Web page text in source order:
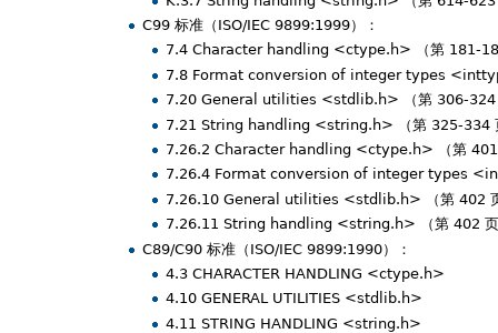
C99 标准（ISO/IEC 9899:1999）：
7.4 Character handling <ctype.h> （第 181-
7.8 Format conversion of integer types
7.20 General utilities <stdlib.h> （第 306-324
7.21 String handling <string.h> （第 325-334
7.26.2 Character handling <ctype.h> （第 401
7.26.4 Format conversion of integer types
7.26.10 General utilities <stdlib.h> （第 402
7.26.11 String handling <string.h> （第 402
C89/C90 标准（ISO/IEC 9899:1990）：
4.3 CHARACTER HANDLING <ctype.h>
4.10 GENERAL UTILITIES <stdlib.h>
4.11 STRING HANDLING <string.h>